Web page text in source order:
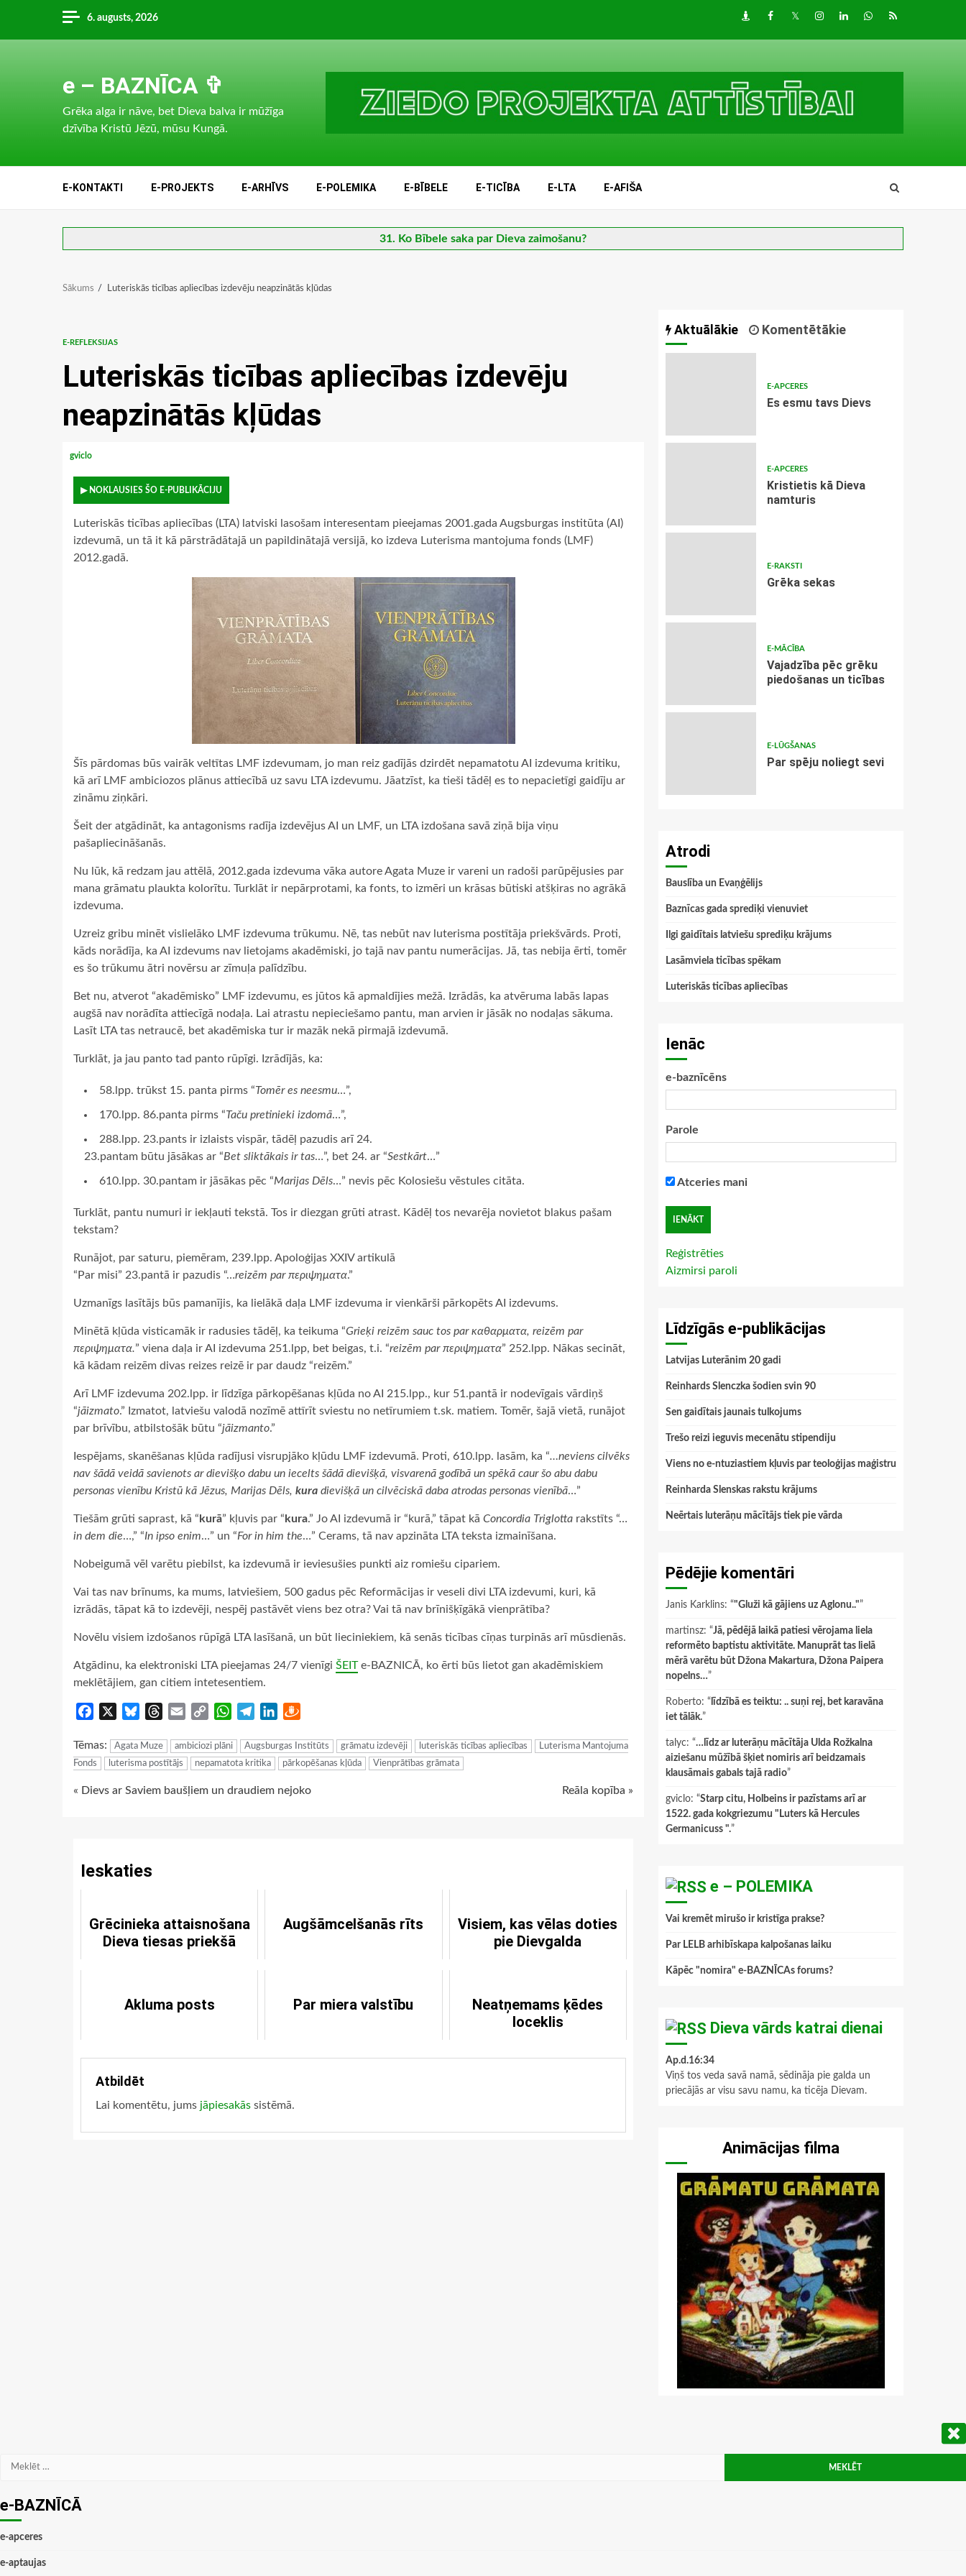
content
6. augusts, 2026 DraugiemFacebook
TwitterInstagram
LinkedInwhatsapp
RSS
e – BAZNĪCA ✞
Grēka alga ir nāve, bet Dieva balva ir mūžīga
dzīvība Kristū Jēzū, mūsu Kungā.
E-KONTAKTI E-PROJEKTS E-ARHĪVS E-POLEMIKA E-BĪBELE E-TICĪBA E-LTA E-AFIŠA
31. Ko Bībele saka par Dieva zaimošanu?
Sākums Luteriskās ticības apliecības izdevēju neapzinātās kļūdas
E-REFLEKSIJAS
Luteriskās ticības apliecības izdevēju
neapzinātās kļūdas
gviclo
▶ NOKLAUSIES ŠO E-PUBLIKĀCIJU
Luteriskās ticības apliecības (LTA) latviski lasošam interesentam pieejamas 2001.gada Augsburgas institūta (AI)
izdevumā, un tā it kā pārstrādātajā un papildinātajā versijā, ko izdeva Luterisma mantojuma fonds (LMF)
2012.gadā.
Šīs pārdomas būs vairāk veltītas LMF izdevumam, jo man reiz gadījās dzirdēt nepamatotu AI izdevuma kritiku,
kā arī LMF ambiciozos plānus attiecībā uz savu LTA izdevumu. Jāatzīst, ka tieši tādēļ es to nepacietīgi gaidīju ar
zināmu ziņkāri.
Šeit der atgādināt, ka antagonisms radīja izdevējus AI un LMF, un LTA izdošana savā ziņā bija viņu
pašapliecināšanās.
Nu lūk, kā redzam jau attēlā, 2012.gada izdevuma vāka autore Agata Muze ir vareni un radoši parūpējusies par
mana grāmatu plaukta kolorītu. Turklāt ir nepārprotami, ka fonts, to izmēri un krāsas būtiski atšķiras no agrākā
izdevuma.
Uzreiz gribu minēt vislielāko LMF izdevuma trūkumu. Nē, tas nebūt nav luterisma postītāja priekšvārds. Proti,
kāds norādīja, ka AI izdevums nav lietojams akadēmiski, jo tajā nav pantu numerācijas. Jā, tas nebija ērti, tomēr
es šo trūkumu ātri novērsu ar zīmuļa palīdzību.
Bet nu, atverot “akadēmisko” LMF izdevumu, es jūtos kā apmaldījies mežā. Izrādās, ka atvēruma labās lapas
augšā nav norādīta attiecīgā nodaļa. Lai atrastu nepieciešamo pantu, man arvien ir jāsāk no nodaļas sākuma.
Lasīt LTA tas netraucē, bet akadēmiska tur ir mazāk nekā pirmajā izdevumā.
Turklāt, ja jau panto tad panto rūpīgi. Izrādījās, ka:
58.lpp. trūkst 15. panta pirms “Tomēr es neesmu…”,
170.lpp. 86.panta pirms “Taču pretinieki izdomā…”,
288.lpp. 23.pants ir izlaists vispār, tādēļ pazudis arī 24.
23.pantam būtu jāsākas ar “Bet sliktākais ir tas…”, bet 24. ar “Sestkārt…”
610.lpp. 30.pantam ir jāsākas pēc “Marijas Dēls…” nevis pēc Kolosiešu vēstules citāta.
Turklāt, pantu numuri ir iekļauti tekstā. Tos ir diezgan grūti atrast. Kādēļ tos nevarēja novietot blakus pašam
tekstam?
Runājot, par saturu, piemēram, 239.lpp. Apoloģijas XXIV artikulā
“Par misi” 23.pantā ir pazudis “…reizēm par περιψηματα.”
Uzmanīgs lasītājs būs pamanījis, ka lielākā daļa LMF izdevuma ir vienkārši pārkopēts AI izdevums.
Minētā kļūda visticamāk ir radusies tādēļ, ka teikuma “Grieķi reizēm sauc tos par καθαρματα, reizēm par
περιψηματα.” viena daļa ir AI izdevuma 251.lpp, bet beigas, t.i. “reizēm par περιψηματα” 252.lpp. Nākas secināt,
kā kādam reizēm divas reizes reizē ir par daudz “reizēm.”
Arī LMF izdevuma 202.lpp. ir līdzīga pārkopēšanas kļūda no AI 215.lpp., kur 51.pantā ir nodevīgais vārdiņš
“jāizmato.” Izmatot, latviešu valodā nozīmē attīrīt sviestu no netīrumiem t.sk. matiem. Tomēr, šajā vietā, runājot
par brīvību, atbilstošāk būtu “jāizmanto.”
Iespējams, skanēšanas kļūda radījusi visrupjāko kļūdu LMF izdevumā. Proti, 610.lpp. lasām, ka “…neviens cilvēks
nav šādā veidā savienots ar dievišķo dabu un iecelts šādā dievišķā, visvarenā godībā un spēkā caur šo abu dabu
personas vienību Kristū kā Jēzus, Marijas Dēls, kura dievišķā un cilvēciskā daba atrodas personas vienībā…”
Tiešām grūti saprast, kā “ kurā” kļuvis par “ kura.” Jo AI izdevumā ir “kurā,” tāpat kā Concordia Triglotta rakstīts “…
in dem die…,” “In ipso enim…” un “For in him the…” Cerams, tā nav apzināta LTA teksta izmainīšana.
Nobeigumā vēl varētu piebilst, ka izdevumā ir ieviesušies punkti aiz romiešu cipariem.
Vai tas nav brīnums, ka mums, latviešiem, 500 gadus pēc Reformācijas ir veseli divi LTA izdevumi, kuri, kā
izrādās, tāpat kā to izdevēji, nespēj pastāvēt viens bez otra? Vai tā nav brīnišķīgākā vienprātība?
Novēlu visiem izdošanos rūpīgā LTA lasīšanā, un būt lieciniekiem, kā senās ticības cīņas turpinās arī mūsdienās.
Atgādinu, ka elektroniski LTA pieejamas 24/7 vienīgi ŠEITe-BAZNICĀ, ko ērti būs lietot gan akadēmiskiem
meklētājiem, gan citiem intetesentiem.
Facebook BlueskyThreads
Email
Copy
WhatsApp
TelegramLinkedIn
Tēmas: Agata Muze ambiciozi plāni Augsburgas Institūts grāmatu izdevēji luteriskās ticības apliecības
Luterisma Mantojuma
Fonds
luterisma postītājs nepamatota kritika pārkopēšanas kļūda Vienprātības grāmata
Continue
« Dievs ar Saviem baušļiem un draudiem nejoko Reāla kopība »
Ieskaties
Grēcinieka attaisnošana
Dieva tiesas priekšā
Augšāmcelšanās rīts
Visiem, kas vēlas doties
pie Dievgalda
Akluma posts Par miera valstību
Neatņemams ķēdes
loceklis
Atbildēt
Lai komentētu, jums jāpiesakās sistēmā.
Aktuālākie Komentētākie
E-APCERES
Es esmu tavs Dievs
E-APCERES
Kristietis kā Dieva
namturis
E-RAKSTI
Grēka sekas
E-MĀCĪBA
Vajadzība pēc grēku
piedošanas un ticības
E-LŪGŠANAS
Par spēju noliegt sevi
Atrodi
Bauslība un Evaņģēlijs
Baznīcas gada sprediķi vienuviet
Ilgi gaidītais latviešu sprediķu krājums
Lasāmviela ticības spēkam
Luteriskās ticības apliecības
Ienāc
e-baznīcēns
Parole
Atceries mani
Reģistrēties
Aizmirsi paroli
Līdzīgās e-publikācijas
Latvijas Luterānim 20 gadi
Reinhards Slenczka šodien svin 90
Sen gaidītais jaunais tulkojums
Trešo reizi ieguvis mecenātu stipendiju
Viens no e-ntuziastiem kļuvis par teoloģijas maģistru
Reinharda Slenskas rakstu krājums
Neērtais luterāņu mācītājs tiek pie vārda
Pēdējie komentāri
Janis Karklins: “"Gluži kā gājiens uz Aglonu.."”
martinsz: “Jā, pēdējā laikā patiesi vērojama liela
reformēto baptistu aktivitāte. Manuprāt tas lielā
mērā varētu būt Džona Makartura, Džona Paipera
nopelns…”
Roberto: “ līdzībā es teiktu: .. suņi rej, bet karavāna
iet tālāk.”
talyc: “…līdz ar luterāņu mācītāja Ulda Rožkalna
aiziešanu mūžībā šķiet nomiris arī beidzamais
klausāmais gabals tajā radio”
gviclo: “Starp citu, Holbeins ir pazīstams arī ar
1522. gada kokgriezumu "Luters kā Hercules
Germanicuss ".”
e – POLEMIKA
Vai kremēt mirušo ir kristīga prakse?
Par LELB arhibīskapa kalpošanas laiku
Kāpēc "nomira" e-BAZNĪCAs forums?
Dieva vārds katrai dienai
Ap.d.16:34
Viņš tos veda savā namā, sēdināja pie galda un
priecājās ar visu savu namu, ka ticēja Dievam.
Animācijas filma
Meklēt:
e-BAZNĪCĀ
e-apceres
e-aptaujas